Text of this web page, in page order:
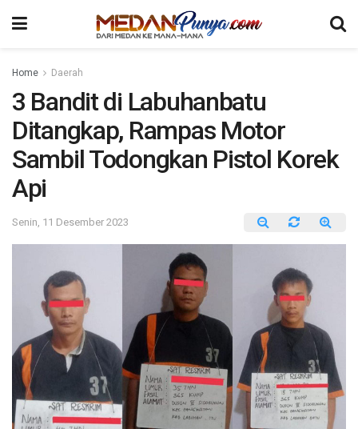
Home Daerah
3 Bandit di Labuhanbatu
Ditangkap, Rampas Motor
Sambil Todongkan Pistol Korek
Api
Senin, 11 Desember 2023